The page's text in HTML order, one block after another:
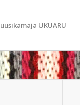
UKUARU